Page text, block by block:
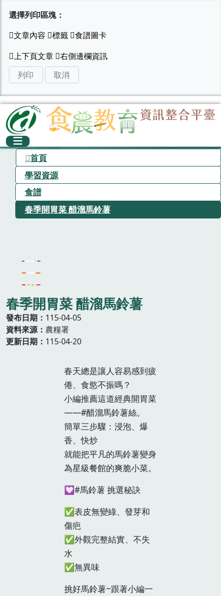
選擇列印區塊：
列印 取消
首頁
學習資源
食譜
春季開胃菜 醋溜馬鈴薯
春季開胃菜 醋溜馬鈴薯
發布日期
115-04-05
資料來源
農糧署
更新日期
115-04-20
春天總是讓人容易感到疲
倦、食慾不振嗎？
小編推薦這道經典開胃菜
——#醋溜馬鈴薯絲。
簡單三步驟：浸泡、爆
香、快炒
就能把平凡的馬鈴薯變身
為星級餐館的爽脆小菜。
💟#馬鈴薯 挑選秘訣
✅表皮無變綠、發芽和
傷疤
✅外觀完整結實、不失
水
✅無異味
挑好馬鈴薯~跟著小編一